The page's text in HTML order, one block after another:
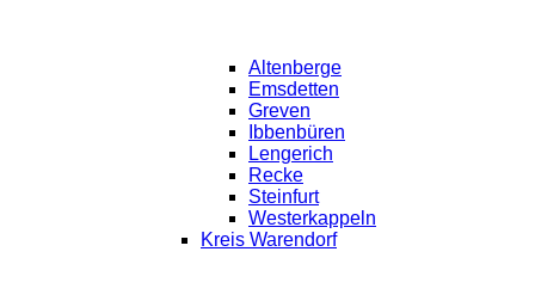
Altenberge
Emsdetten
Greven
Ibbenbüren
Lengerich
Recke
Steinfurt
Westerkappeln
Kreis Warendorf